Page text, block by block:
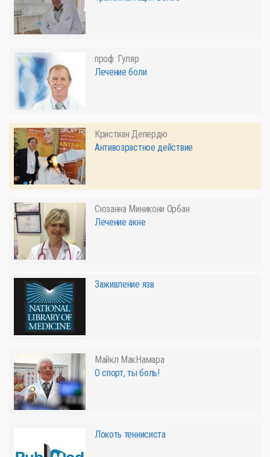
проф. Гуляр
Лечение боли
Кристиан Депердю
Антивозрастное действие
Сюзанна Миникони Орбан
Лечение акне
Заживление язв
Майкл МакНамара
О спорт, ты боль!
Локоть теннисиста